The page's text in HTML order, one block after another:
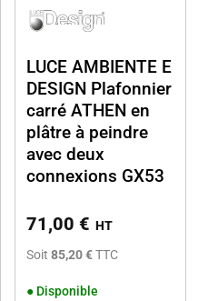
LUCE AMBIENTE E
DESIGN Plafonnier
carré ATHEN en
plâtre à peindre
avec deux
connexions GX53
71,00 € HT
Soit 85,20 €TTC
● Disponible